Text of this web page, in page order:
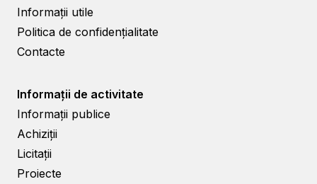
Informații utile
Politica de confidențialitate
Contacte
Informații de activitate
Informații publice
Achiziții
Licitații
Proiecte